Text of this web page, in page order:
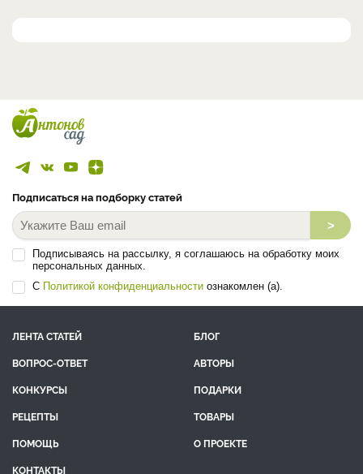
Подписаться на подборку статей
>
Подписываясь на рассылку, я соглашаюсь на обработку моих
персональных данных.
С Политикой конфиденциальности ознакомлен (а).
ЛЕНТА СТАТЕЙ
БЛОГ
ВОПРОС-ОТВЕТ
АВТОРЫ
КОНКУРСЫ
ПОДАРКИ
РЕЦЕПТЫ
ТОВАРЫ
ПОМОЩЬ
О ПРОЕКТЕ
КОНТАКТЫ